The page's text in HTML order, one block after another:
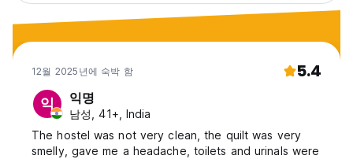
12월 2025년에 숙박 함 5.4
익 익명
남성, 41+, India
The hostel was not very clean, the quilt was very
smelly, gave me a headache, toilets and urinals were